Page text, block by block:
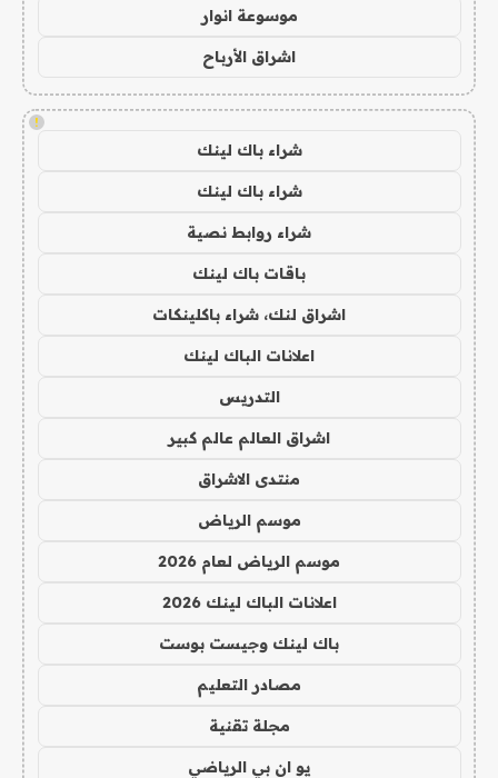
موسوعة انوار
اشراق الأرباح
!
شراء باك لينك
شراء باك لينك
شراء روابط نصية
باقات باك لينك
اشراق لنك، شراء باكلينكات
اعلانات الباك لينك
التدريس
اشراق العالم عالم كبير
منتدى الاشراق
موسم الرياض
موسم الرياض لعام 2026
اعلانات الباك لينك 2026
باك لينك وجيست بوست
مصادر التعليم
مجلة تقنية
يو ان بي الرياضي